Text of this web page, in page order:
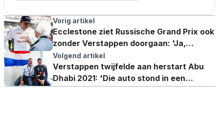
Vorig artikel
Ecclestone ziet Russische Grand Prix ook
zonder Verstappen doorgaan: 'Ja,
natuurlijk'
Volgend artikel
Verstappen twijfelde aan herstart Abu
Dhabi 2021: 'Die auto stond in een
vervelende hoek'